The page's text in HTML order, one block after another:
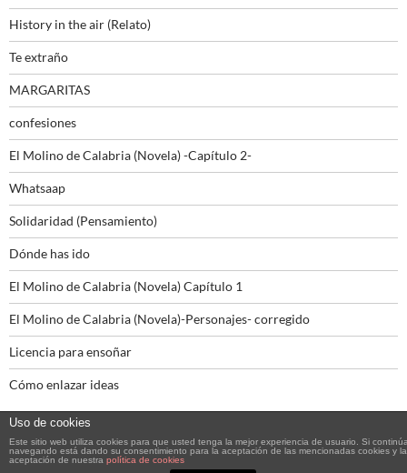
History in the air (Relato)
Te extraño
MARGARITAS
confesiones
El Molino de Calabria (Novela) -Capítulo 2-
Whatsaap
Solidaridad (Pensamiento)
Dónde has ido
El Molino de Calabria (Novela) Capítulo 1
El Molino de Calabria (Novela)-Personajes- corregido
Licencia para ensoñar
Cómo enlazar ideas
Funciona gracias a WordPress
Uso de cookies
Este sitio web utiliza cookies para que usted tenga la mejor experiencia de usuario. Si
navegando está dando su consentimiento para la aceptación de las mencionadas cookies y la
aceptación de nuestra política de cookies